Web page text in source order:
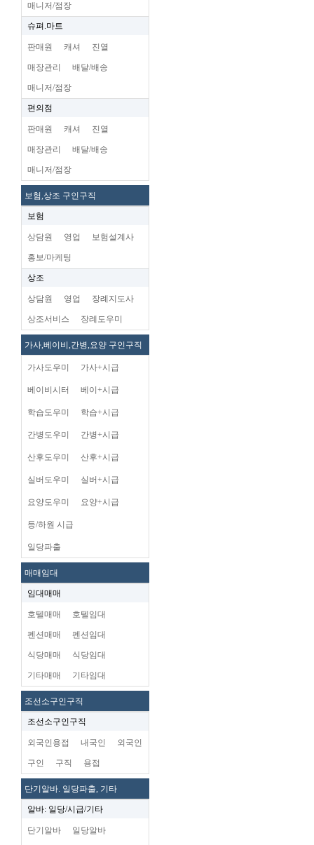
매니저/점장
슈펴.마트
판매원 캐셔 진열
매장관리 배달/배송
매니저/점장
편의점
판매원 캐셔 진열
매장관리 배달/배송
매니저/점장
보험,상조 구인구직
보험
상담원 영업 보험설계사
홍보/마케팅
상조
상담원 영업 장례지도사
상조서비스 장례도우미
가사,베이비,간병,요양 구인구직
가사도우미 가사+시급
베이비시터 베이+시급
학습도우미 학습+시급
간병도우미 간병+시급
산후도우미 산후+시급
실버도우미 실버+시급
요양도우미 요양+시급
등/하원 시급
일당파출
매매임대
임대매매
호텔매매 호텔임대
펜션매매 펜션임대
식당매매 식당임대
기타매매 기타임대
조선소구인구직
조선소구인구직
외국인용접 내국인 외국인
구인 구직 용접
단기알바. 일당파출, 기타
알바: 일당/시급/기타
단기알바 일당알바